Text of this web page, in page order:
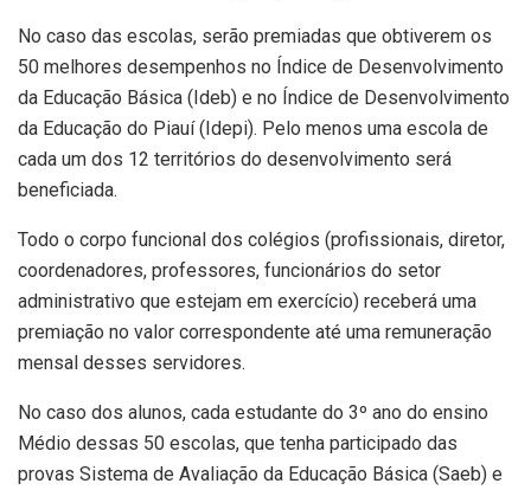
No caso das escolas, serão premiadas que obtiverem os
50 melhores desempenhos no Índice de Desenvolvimento
da Educação Básica (Ideb) e no Índice de Desenvolvimento
da Educação do Piauí (Idepi). Pelo menos uma escola de
cada um dos 12 territórios do desenvolvimento será
beneficiada.
Todo o corpo funcional dos colégios (profissionais, diretor,
coordenadores, professores, funcionários do setor
administrativo que estejam em exercício) receberá uma
premiação no valor correspondente até uma remuneração
mensal desses servidores.
No caso dos alunos, cada estudante do 3º ano do ensino
Médio dessas 50 escolas, que tenha participado das
provas Sistema de Avaliação da Educação Básica (Saeb) e